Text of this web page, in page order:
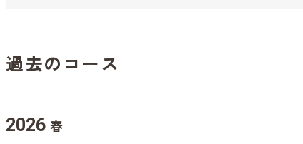
過去のコース
2026 春